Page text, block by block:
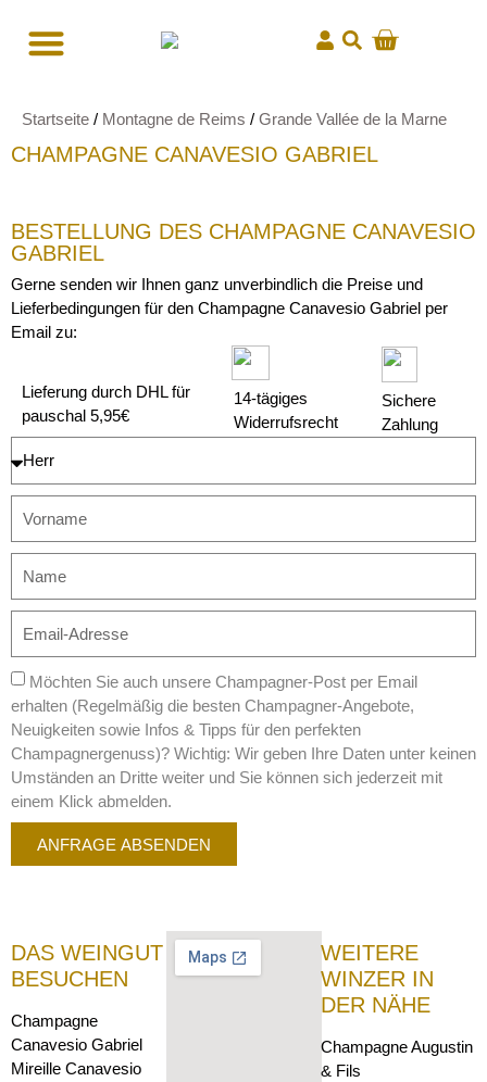
Startseite / Montagne de Reims / Grande Vallée de la Marne
CHAMPAGNE CANAVESIO GABRIEL
BESTELLUNG DES CHAMPAGNE CANAVESIO
GABRIEL
Gerne senden wir Ihnen ganz unverbindlich die Preise und
Lieferbedingungen für den Champagne Canavesio Gabriel per
Email zu:
Lieferung durch DHL für
pauschal 5,95€
14-tägiges
Widerrufsrecht
Sichere
Zahlung
Möchten Sie auch unsere Champagner-Post per Email
erhalten (Regelmäßig die besten Champagner-Angebote,
Neuigkeiten sowie Infos & Tipps für den perfekten
Champagnergenuss)? Wichtig: Wir geben Ihre Daten unter keinen
Umständen an Dritte weiter und Sie können sich jederzeit mit
einem Klick abmelden.
ANFRAGE ABSENDEN
DAS WEINGUT
BESUCHEN
Champagne
Canavesio Gabriel
Mireille Canavesio
WEITERE
WINZER IN
DER NÄHE
Champagne Augustin
& Fils